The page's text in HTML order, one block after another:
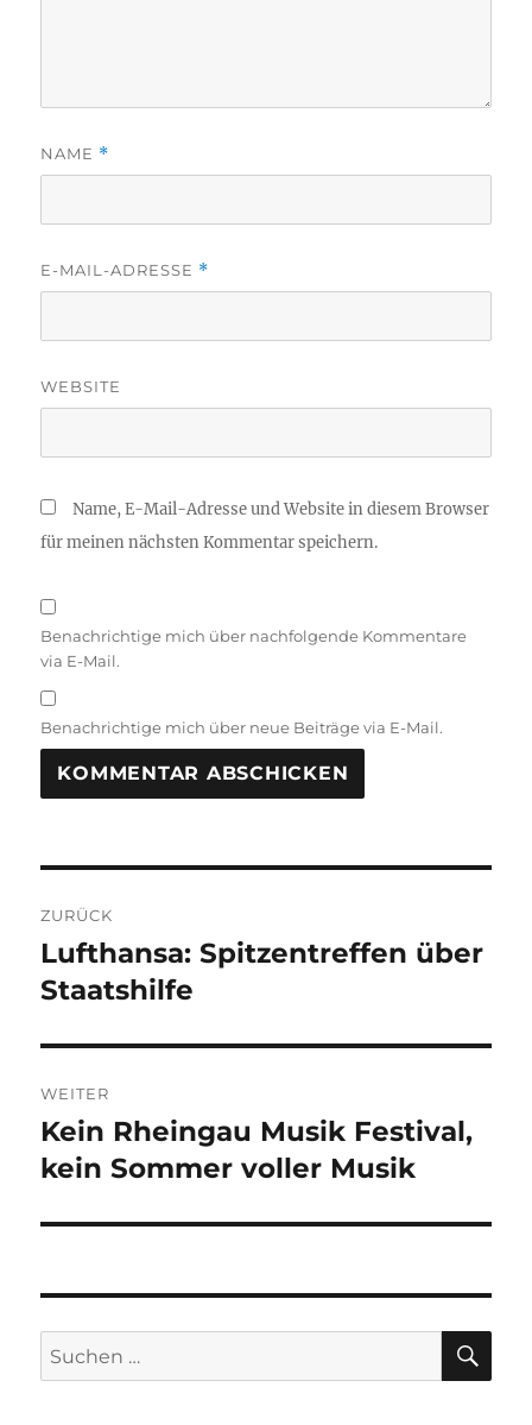
NAME *
E-MAIL-ADRESSE *
WEBSITE
Name, E-Mail-Adresse und Website in diesem Browser
für meinen nächsten Kommentar speichern.
Benachrichtige mich über nachfolgende Kommentare
via E-Mail.
Benachrichtige mich über neue Beiträge via E-Mail.
ZURÜCK
Vorheriger
Beitrag:
Lufthansa: Spitzentreffen über
Staatshilfe
WEITER
Nächster
Beitrag:
Kein Rheingau Musik Festival,
kein Sommer voller Musik
Suche
nach: